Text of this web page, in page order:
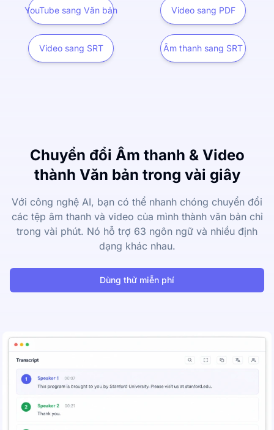
YouTube sang Văn bản Video sang PDF
Video sang SRT Âm thanh sang SRT
Chuyển đổi Âm thanh & Video
thành Văn bản trong vài giây
Với công nghệ AI, bạn có thể nhanh chóng chuyển đổi
các tệp âm thanh và video của mình thành văn bản chỉ
trong vài phút. Nó hỗ trợ 63 ngôn ngữ và nhiều định
dạng khác nhau.
Dùng thử miễn phí